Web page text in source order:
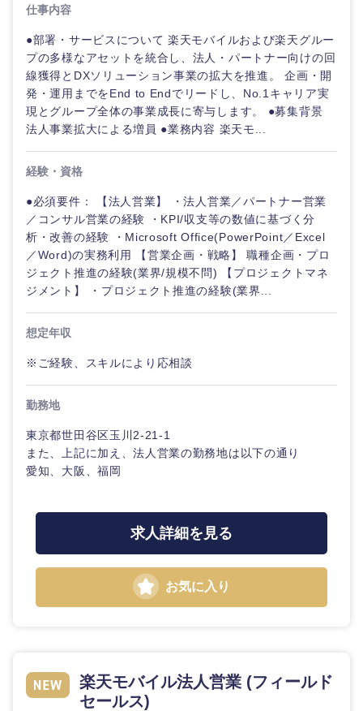
仕事内容
●部署・サービスについて 楽天モバイルおよび楽天グルー
プの多様なアセットを統合し、法人・パートナー向けの回
線獲得とDXソリューション事業の拡大を推進。 企画・開
発・運用までをEnd to Endでリードし、No.1キャリア実
現とグループ全体の事業成長に寄与します。 ●募集背景
法人事業拡大による増員 ●業務内容 楽天モ...
経験・資格
●必須要件： 【法人営業】 ・法人営業／パートナー営業
／コンサル営業の経験 ・KPI/収支等の数値に基づく分
析・改善の経験 ・Microsoft Office(PowerPoint／Excel
／Word)の実務利用 【営業企画・戦略】 職種企画・プロ
ジェクト推進の経験(業界/規模不問) 【プロジェクトマネ
ジメント】 ・プロジェクト推進の経験(業界...
想定年収
※ご経験、スキルにより応相談
勤務地
東京都世田谷区玉川2-21-1
また、上記に加え、法人営業の勤務地は以下の通り
愛知、大阪、福岡
求人詳細を見る
お気に入り
楽天モバイル法人営業 (フィールド
セールス)